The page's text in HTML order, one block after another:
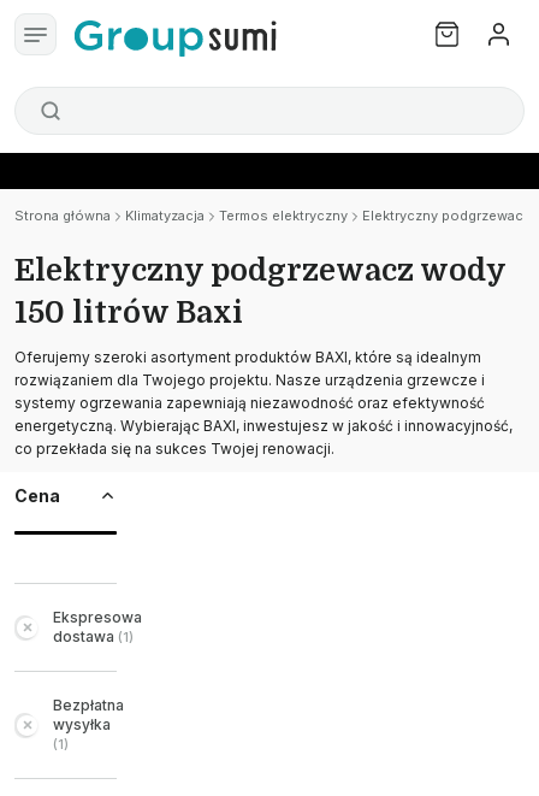
Strona główna Klimatyzacja Termos elektryczny Elektryczny podgrzewacz
Elektryczny podgrzewacz wody
150 litrów Baxi
Oferujemy szeroki asortyment produktów BAXI, które są idealnym
rozwiązaniem dla Twojego projektu. Nasze urządzenia grzewcze i
systemy ogrzewania zapewniają niezawodność oraz efektywność
energetyczną. Wybierając BAXI, inwestujesz w jakość i innowacyjność,
co przekłada się na sukces Twojej renowacji.
Cena
Ekspresowa
dostawa (1)
Bezpłatna
wysyłka
(1)